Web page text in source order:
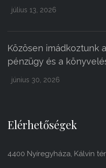
július 13, 2026
Közösen imádkoztunk
pénzügy és a
június 30, 2026
Elérhetőségek
4400 Nyíregyháza, Kálvin tér